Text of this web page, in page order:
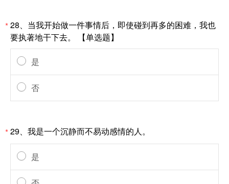
*28、当我开始做一件事情后，即使碰到再多的困难，我也
要执著地干下去。 【单选题】
是
否
*29、我是一个沉静而不易动感情的人。
是